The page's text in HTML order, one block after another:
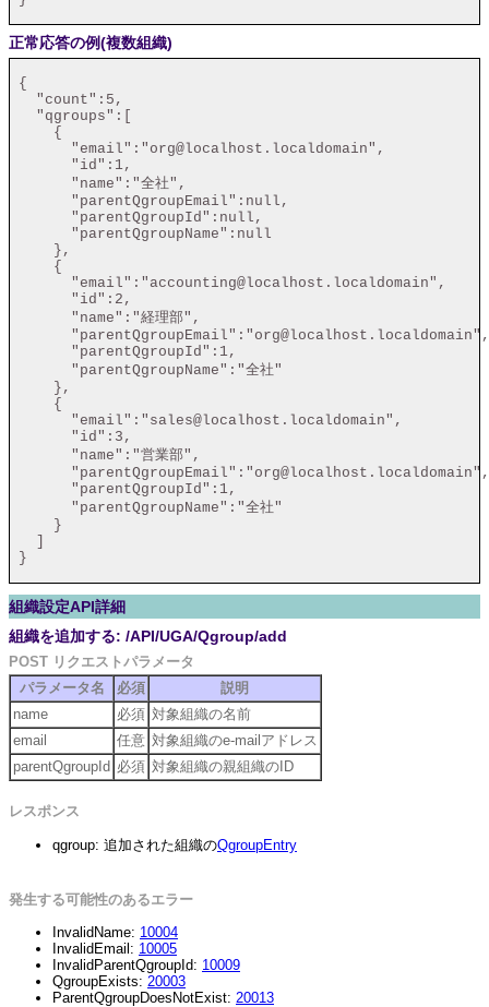
正常応答の例(複数組織)
{
   "count":5,
   "qgroups":[
     {
       "email":"org@localhost.localdomain",
       "id":1,
       "name":"全社",
       "parentQgroupEmail":null,
       "parentQgroupId":null,
       "parentQgroupName":null
     },
     {
       "email":"accounting@localhost.localdomain",
       "id":2,
       "name":"経理部",
       "parentQgroupEmail":"org@localhost.localdomain",
       "parentQgroupId":1,
       "parentQgroupName":"全社"
     },
     {
       "email":"sales@localhost.localdomain",
       "id":3,
       "name":"営業部",
       "parentQgroupEmail":"org@localhost.localdomain",
       "parentQgroupId":1,
       "parentQgroupName":"全社"
     }
   ]
}
組織設定API詳細
組織を追加する: /API/UGA/Qgroup/add
POST リクエストパラメータ
パラメータ名
必須
説明
name
必須 対象組織の名前
email
任意 対象組織のe-mailアドレス
parentQgroupId 必須 対象組織の親組織のID
レスポンス
qgroup: 追加された組織のQgroupEntry
発生する可能性のあるエラー
InvalidName: 10004
InvalidEmail: 10005
InvalidParentQgroupId: 10009
QgroupExists: 20003
ParentQgroupDoesNotExist: 20013